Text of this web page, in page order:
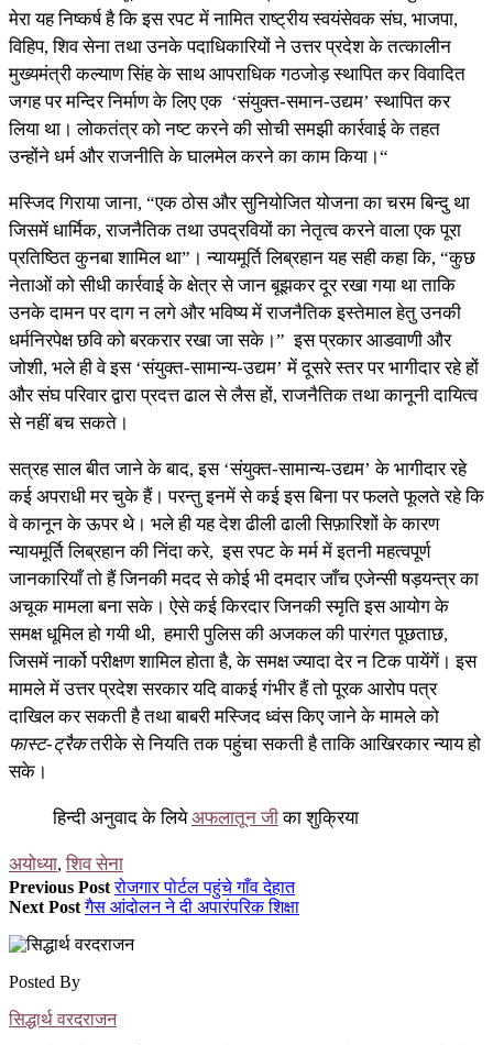
मेरा यह निष्कर्ष है कि इस रपट में नामित राष्ट्रीय स्वयंसेवक संघ, भाजपा,
विहिप, शिव सेना तथा उनके पदाधिकारियों ने उत्तर प्रदेश के तत्कालीन
मुख्यमंत्री कल्याण सिंह के साथ आपराधिक गठजोड़ स्थापित कर विवादित
जगह पर मन्दिर निर्माण के लिए एक ‘संयुक्त-समान-उद्यम’ स्थापित कर
लिया था। लोकतंत्र को नष्ट करने की सोची समझी कार्रवाई के तहत
उन्होंने धर्म और राजनीति के घालमेल करने का काम किया।“
मस्जिद गिराया जाना, “एक ठोस और सुनियोजित योजना का चरम बिन्दु था
जिसमें धार्मिक, राजनैतिक तथा उपद्रवियों का नेतृत्व करने वाला एक पूरा
प्रतिष्ठित कुनबा शामिल था”। न्यायमूर्ति लिब्रहान यह सही कहा कि, “कुछ
नेताओं को सीधी कार्रवाई के क्षेत्र से जान बूझकर दूर रखा गया था ताकि
उनके दामन पर दाग न लगे और भविष्य में राजनैतिक इस्तेमाल हेतु उनकी
धर्मनिरपेक्ष छवि को बरकरार रखा जा सके।” इस प्रकार आडवाणी और
जोशी, भले ही वे इस ‘संयुक्त-सामान्य-उद्यम’ में दूसरे स्तर पर भागीदार रहे हों
और संघ परिवार द्वारा प्रदत्त ढाल से लैस हों, राजनैतिक तथा कानूनी दायित्व
से नहीं बच सकते।
सत्रह साल बीत जाने के बाद, इस ‘संयुक्त-सामान्य-उद्यम’ के भागीदार रहे
कई अपराधी मर चुके हैं। परन्तु इनमें से कई इस बिना पर फलते फूलते रहे कि
वे कानून के ऊपर थे। भले ही यह देश ढीली ढाली सिफ़ारिशों के कारण
न्यायमूर्ति लिब्रहान की निंदा करे, इस रपट के मर्म में इतनी महत्वपूर्ण
जानकारियाँ तो हैं जिनकी मदद से कोई भी दमदार जाँच एजेन्सी षड़यन्त्र का
अचूक मामला बना सके। ऐसे कई किरदार जिनकी स्मृति इस आयोग के
समक्ष धूमिल हो गयी थी, हमारी पुलिस की अजकल की पारंगत पूछताछ,
जिसमें नार्को परीक्षण शामिल होता है, के समक्ष ज्यादा देर न टिक पायेंगें। इस
मामले में उत्तर प्रदेश सरकार यदि वाकई गंभीर हैं तो पूरक आरोप पत्र
दाखिल कर सकती है तथा बाबरी मस्जिद ध्वंस किए जाने के मामले को
फास्ट-ट्रैकतरीके से नियति तक पहुंचा सकती है ताकि आखिरकार न्याय हो
सके।
हिन्दी अनुवाद के लियेअफलातून जीका शुक्रिया
अयोध्या,शिव सेना
Previous Post रोजगार पोर्टल पहुंचे गाँव देहात
Next Post गैस आंदोलन ने दी अपारंपरिक शिक्षा
Posted By
सिद्धार्थ वरदराजन